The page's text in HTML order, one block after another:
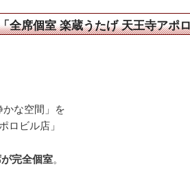
席個室 楽蔵うたげ 天王寺アポ
な空間」を
ロビル店」
完全個室。